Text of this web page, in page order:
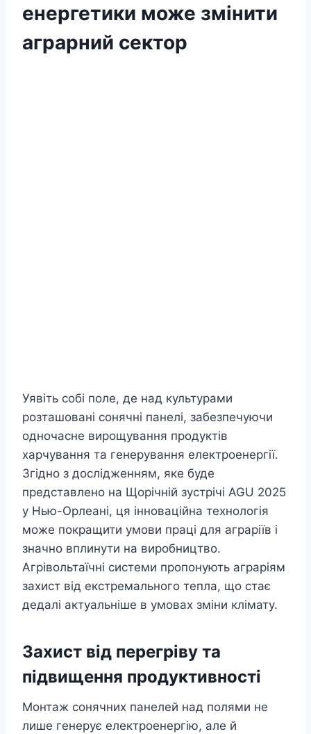
енергетики може змінити
аграрний сектор
Уявіть собі поле, де над культурами
розташовані сонячні панелі, забезпечуючи
одночасне вирощування продуктів
харчування та генерування електроенергії.
Згідно з дослідженням, яке буде
представлено на Щорічній зустрічі AGU 2025
у Нью-Орлеані, ця інноваційна технологія
може покращити умови праці для аграріїв і
значно вплинути на виробництво.
Агрівольтаїчні системи пропонують аграріям
захист від екстремального тепла, що стає
дедалі актуальніше в умовах зміни клімату.
Захист від перегріву та
підвищення продуктивності
Монтаж сонячних панелей над полями не
лише генерує електроенергію, але й